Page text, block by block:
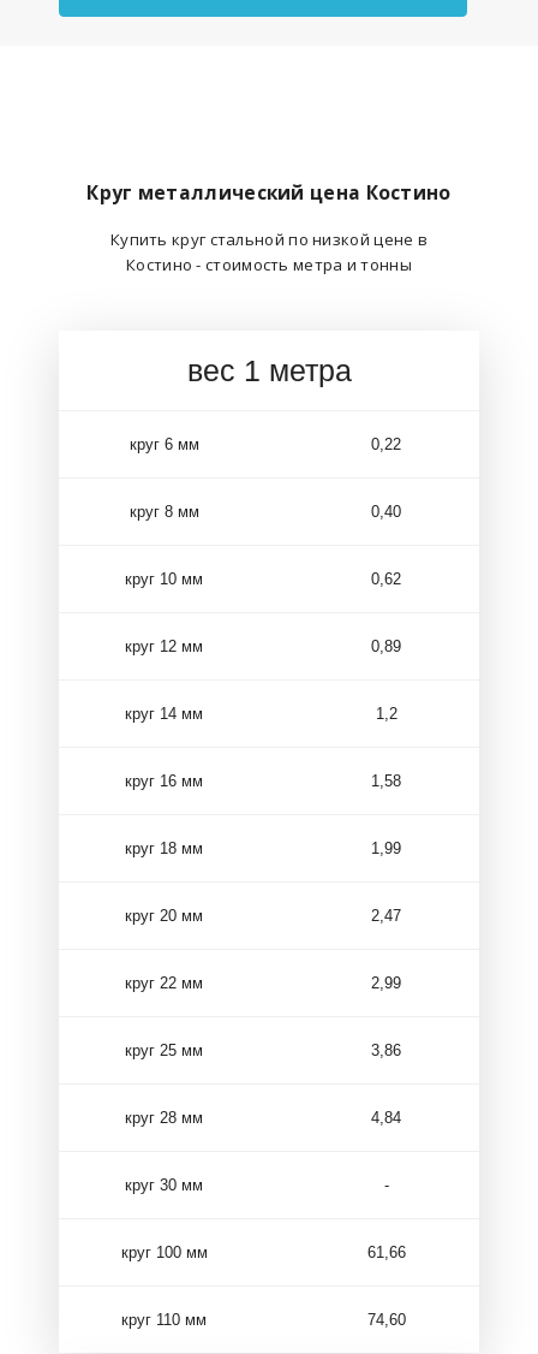
Круг металлический цена Костино
Купить круг стальной по низкой цене в
Костино - стоимость метра и тонны
вес 1 метра
круг 6 мм 0,22
круг 8 мм 0,40
круг 10 мм 0,62
круг 12 мм 0,89
круг 14 мм 1,2
круг 16 мм 1,58
круг 18 мм 1,99
круг 20 мм 2,47
круг 22 мм 2,99
круг 25 мм 3,86
круг 28 мм 4,84
круг 30 мм -
круг 100 мм 61,66
круг 110 мм 74,60